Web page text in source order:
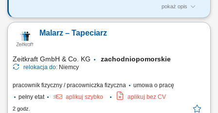
pokaż opis
Praca sezonowa - sadzenie, zbiór warzyw od 12 sierpnia 2026 Wymiar
systemie akordu grupowego, indywidualnego (zbiór warzyw, sadzenie)
oraz na godziny (od 13,90€/godz. netto-inne prace np. kierowca,
Malarz – Tapeciarz
Zeitkraft GmbH & Co. KG zachodniopomorskie
relokacja do: Niemcy
pracownik fizyczny / pracowniczka fizyczna
umowa o pracę
pełny etat
aplikuj szybko aplikuj bez CV
2 godz.